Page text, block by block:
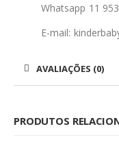
Whatsapp 11
E-mail:
AVALIAÇÕES (0)
PRODUTOS